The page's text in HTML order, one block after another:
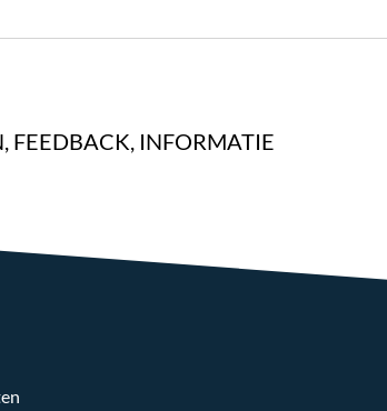
FEEDBACK, INFORMATIE